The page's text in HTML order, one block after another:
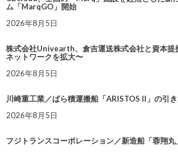
ム「MarqGO」開始
2026年8月5日
株式会社Univearth、倉吉運送株式会社と資本提
ネットワークを拡大〜
2026年8月5日
川崎重工業／ばら積運搬船「ARISTOS II」の引
2026年8月5日
フジトランスコーポレーション／新造船「蓉翔丸